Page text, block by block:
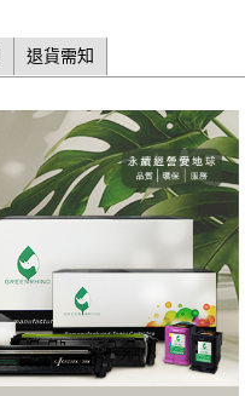
退貨需知